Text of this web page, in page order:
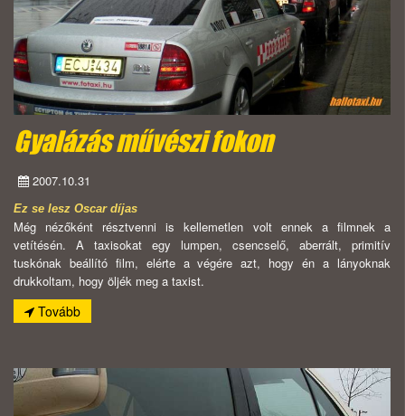
Gyalázás művészi fokon
2007.10.31
Ez se lesz Oscar díjas
Még nézőként résztvenni is kellemetlen volt ennek a filmnek a
vetítésén. A taxisokat egy lumpen, csencselő, aberrált, primitív
tuskónak beállító film, elérte a végére azt, hogy én a lányoknak
drukkoltam, hogy öljék meg a taxist.
Tovább